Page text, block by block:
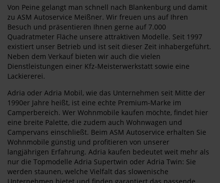
Von Peine gelangt man schnell nach Blankenburg und damit
zu ASM Autoservice Meißner. Wir freuen uns auf Ihren
Besuch und präsentieren Ihnen gerne auf 7.000
Quadratmeter Fläche unsere attraktiven Modelle. Seit 1997
existiert unser Betrieb und ist seit dieser Zeit inhabergeführt.
Neben dem Verkauf bieten wir auch die vielen
Dienstleistungen einer Kfz-Meisterwerkstatt sowie eine
Lackiererei.
Adria oder Adria Mobil, wie das Unternehmen seit Mitte der
1990er Jahre heißt, ist eine echte Premium-Marke im
Camperbereich. Wer Wohnmobile kaufen möchte, findet hier
eine breite Palette, die zudem auch Wohnwagen und
Campervans einschließt. Beim ASM Autoservice erhalten Sie
Wohnmobile günstig und profitieren von unserer
langjährigen Erfahrung. Adria kaufen bedeutet weit mehr als
nur die Topmodelle Adria Supertwin oder Adria Twin: Sie
werden staunen, welche Vielfalt das slowenische